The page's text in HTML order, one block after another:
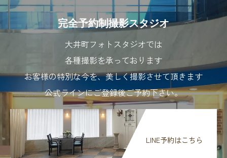
完全予約制撮影スタジオ
大井町フォトスタジオでは
各種撮影を承っております
お客様の特別な今を、美しく撮影させて頂きます
公式ラインにご登録後ご予約下さい。
LINE予約はこちら